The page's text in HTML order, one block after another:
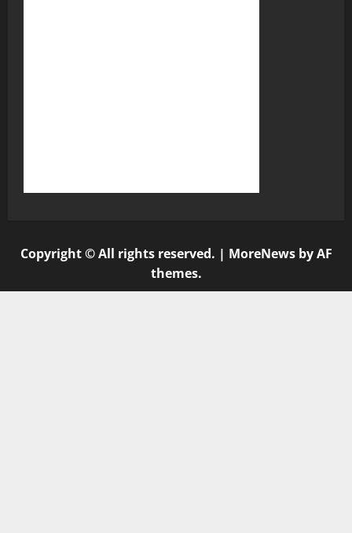
Copyright © All rights reserved. | MoreNewsby AF
themes.